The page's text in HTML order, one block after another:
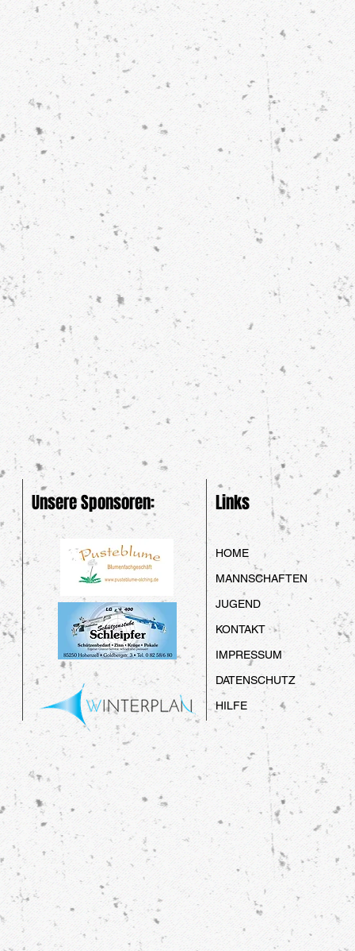
Unsere Sponsoren: Links
HOME
MANNSCHAFTEN
JUGEND
KONTAKT
IMPRESSUM
DATENSCHUTZ
HILFE